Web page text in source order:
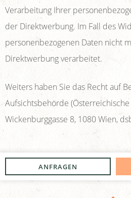
Verarbeitung Ihrer
der Direktwerbung. Im Fall des
personenbezogenen Daten nicht
Direktwerbung verarbeitet.
Weiters haben Sie das Recht auf
Aufsichtsbehörde
Wickenburggasse 8, 1080 Wien,
ANFRAGEN